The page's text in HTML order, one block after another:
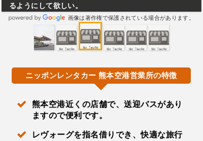
るようにして欲しい。
画像は著作権で保護されている場合があります。
ニッポンレンタカー 熊本空港営業所の特徴
熊本空港近くの店舗で、送迎バスがあり
ますので便利です。
レヴォーグを指名借りでき、快適な旅行